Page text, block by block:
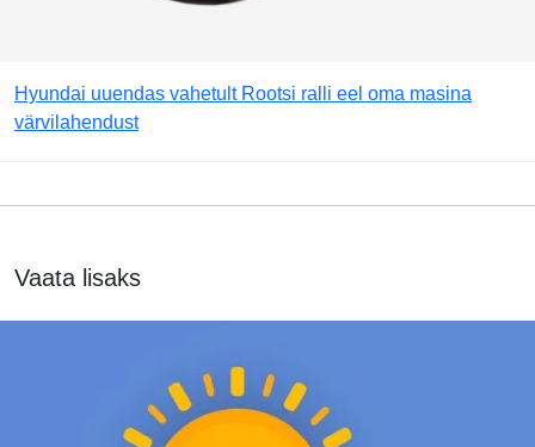
Hyundai uuendas vahetult Rootsi ralli eel oma masina
värvilahendust
Vaata lisaks